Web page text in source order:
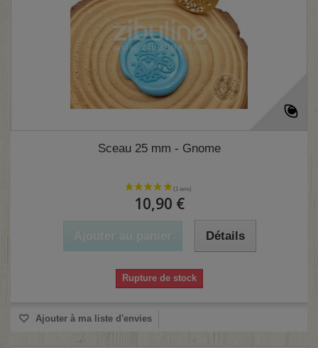
Sceau 25 mm - Gnome
10,90 €
Ajouter au panier Détails
Rupture de stock
Ajouter à ma liste d'envies